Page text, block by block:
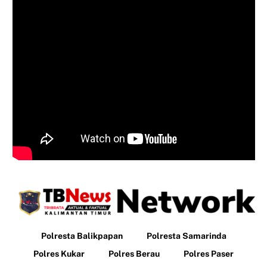
Polresta Balikpapan
Polresta Samarinda
Polres Kukar
Polres Berau
Polres Paser